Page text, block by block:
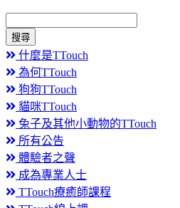
搜尋
什麼是TTouch
為何TTouch
狗狗TTouch
貓咪TTouch
兔子及其他小動物的TTouch
所有公告
體驗者之聲
成為專業人士
TTouch療癒師課程